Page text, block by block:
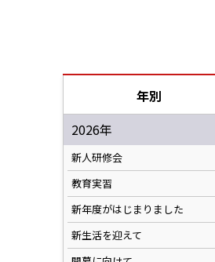
年別
2026年
新人研修会
教育実習
新年度がはじまりました
新生活を迎えて